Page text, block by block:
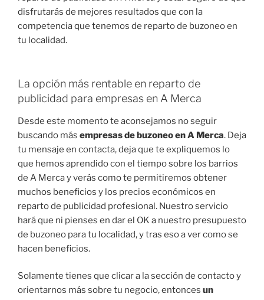
disfrutarás de mejores resultados que con la
competencia que tenemos de reparto de buzoneo en
tu localidad.
La opción más rentable en reparto de
publicidad para empresas en A Merca
Desde este momento te aconsejamos no seguir
buscando más empresas de buzoneo en A Merca. Deja
tu mensaje en contacta, deja que te expliquemos lo
que hemos aprendido con el tiempo sobre los barrios
de A Merca y verás como te permitiremos obtener
muchos beneficios y los precios económicos en
reparto de publicidad profesional. Nuestro servicio
hará que ni pienses en dar el OK a nuestro presupuesto
de buzoneo para tu localidad, y tras eso a ver como se
hacen beneficios.
Solamente tienes que clicar a la sección de contacto y
orientarnos más sobre tu negocio, entonces un